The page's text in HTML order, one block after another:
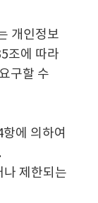
개인정보
조에 따라
구할 수
에 의하여
제한되는